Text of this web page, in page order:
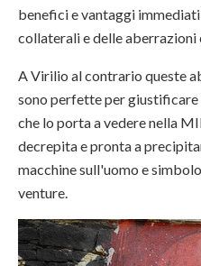
benefici e vantaggi
collaterali e delle aberrazioni
A Virilio al contrario queste
sono perfette per
che lo porta a vedere nella
decrepita e pronta a
macchine sull'uomo e
venture.